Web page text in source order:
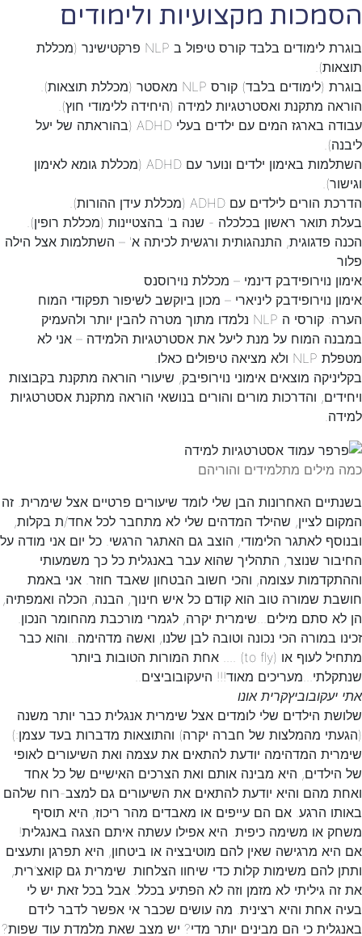
הסמכות מקצועיות ולימודים
בוגרת לימודים בלבד קורס טיפול ב NLP פרקטישינר (מכללת
תוצאות).
בוגרת (לימודים בלבד) קורס NLP מאסטר (מכללת תוצאות).
הוראה מתקנת ואסטרטגיות למידה (היחידה ללימודי חוץ).
עבודה בארגז המים עם ילדים בעלי ADHD (בהוראתה של יעל
ליבנה).
השתלמות באימון ילדים ונוער עם ADHD (מכללת גומא לאימון
וגישור).
הדרכת הורים לילדים עם ADHD (מכללת עידן ההורות).
בעלת תואר ראשון בכלכלה - שנה ב' בהצטיינות (מכללת רופין).
הכנה פדגוגית, התנהגותית ורגשית לכיתה א' – השתלמות אצל הילה
פלור
אימון נוירופידבק דינמי – מכללת נוירוסנס
אימון נוירופידבק ליניארי – מכון ביוקשב לשיפור תפקודי המוח
הערה: קורסי ה NLP נלמדו מתוך מטרה להבין יותר ולהעמיק
במבנה המוח על מנת ליעל את אסטרטגיות הלמידה – אני לא
מטפלת NLP ולא מציאה טיפולים כאלו.
בקליניקה מוצאים אימוני נוירופיבק, שיעורי הוראה מתקנת בקבוצות
ויחידים, והדרכות מורים והורים בנושאי הוראה מתקנת אסטרטגיות
למידה.
כמה מילים מתלמידים והוריהם
בשנתיים האחרונות הבן שלי לומד שיעורים פרטיים אצל שימרית. זה
המקום לציין, שהילד המדהים שלי לא מתחבר לכל אחד/ת בקלות,
ובנוסף לאתגר הלימודי, הוצב גם האתגר הרגשי. כל יום אני מודה על
החיבור שנוצר, התהליך שהוא עבר באנגלית כל כך משמעותי
וההתקדמות עצומה, והכי חשוב הבטחון שאבד חוזר. אני באמת
חושבת שמורה טוב הוא קודם כל איש חינוך, הבנה, הכלה ואמפתיה,
הן לא סתם מילים...שימרית יקרה, לגמרי מורכבת מהחומר הנכון.
זכינו במורה הכי נכונה וטובה לבן שלנו, ואשה מדהימה...והוא כבר
מתחיל לעוף או (to fly) .... אחת המורות הטובות ביותר
שנתקלתי...מעריכים מאוד!!! היעקובוביצים..
אתי יעקובוביץקרית אונו
שלושת הילדים שלי לומדים אצל שימרית אנגלית כבר יותר משנה
(הגעתי מהמלצות של חברה יקרה) והתוצאות מדברות בעד עצמן:)
שימרית המדהימה יודעת להתאים את עצמה ואת השיעורים לאופי
של הילדים, היא מבינה אותם ואת הצרכים האישיים של כל אחד
ואחת מהם והיא יודעת להתאים את השיעורים גם למצב-רוח שלהם
באותו הרגע. אם הם עייפים או מאבדים מהר ריכוז, היא תוסיף
משחק או משימה כיפית. היא אפילו עשתה איתם הצגה באנגלית!
אם היא מרגישה שאין להם מוטיבציה או ביטחון, היא תפרגן ותעצים
ותתן להם משימות קלות כדי שיחוו הצלחות. שימרית גם קואצ'רית,
את זה גיליתי לא מזמן וזה לא הפתיע בכלל. אבל בכל זאת יש לי
בעיה אחת והיא רצינית. מה עושים שכבר אי אפשר לדבר לידם
באנגלית כי הם מבינים יותר מדי? יש מצב שאת מלמדת עוד שפות?